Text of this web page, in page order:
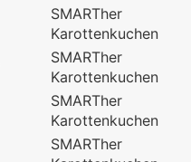
SMARTher
Karottenkuchen
SMARTher
Karottenkuchen
SMARTher
Karottenkuchen
SMARTher